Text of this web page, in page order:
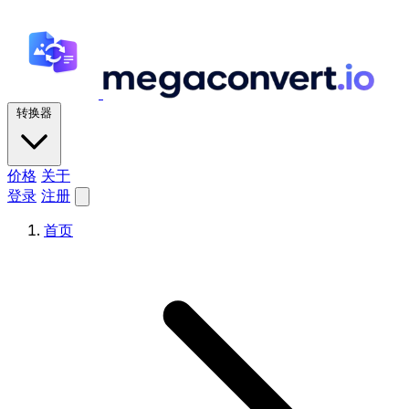
转换器
价格 关于
登录 注册
首页